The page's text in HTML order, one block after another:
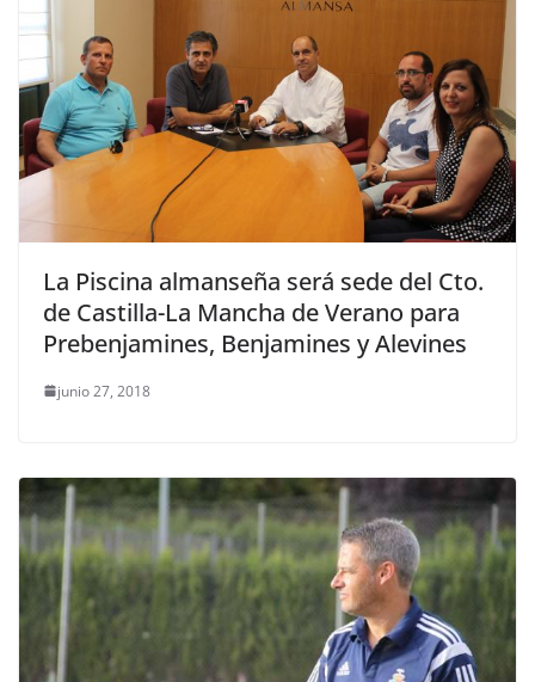
La Piscina almanseña será sede del Cto.
de Castilla-La Mancha de Verano para
Prebenjamines, Benjamines y Alevines
junio 27, 2018